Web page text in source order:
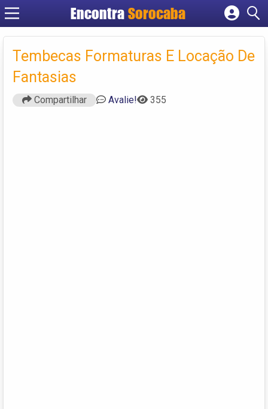
EncontraSorocaba
Cadastrar empresa
Criar conta
Tembecas Formaturas E Locação De
Fantasias
Compartilhar Avalie! 355